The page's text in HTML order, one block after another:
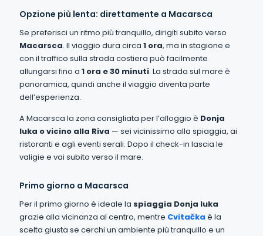
Opzione più lenta: direttamente a Macarsca
Se preferisci un ritmo più tranquillo, dirigiti subito verso
Macarsca. Il viaggio dura circa 1 ora, ma in stagione e
con il traffico sulla strada costiera può facilmente
allungarsi fino a 1 ora e 30 minuti. La strada sul mare è
panoramica, quindi anche il viaggio diventa parte
dell’esperienza.
A Macarsca la zona consigliata per l’alloggio è Donja
luka o vicino alla Riva — sei vicinissimo alla spiaggia, ai
ristoranti e agli eventi serali. Dopo il check-in lascia le
valigie e vai subito verso il mare.
Primo giorno a Macarsca
Per il primo giorno è ideale la spiaggia Donja luka
grazie alla vicinanza al centro, mentre Cvitačka è la
scelta giusta se cerchi un ambiente più tranquillo e un